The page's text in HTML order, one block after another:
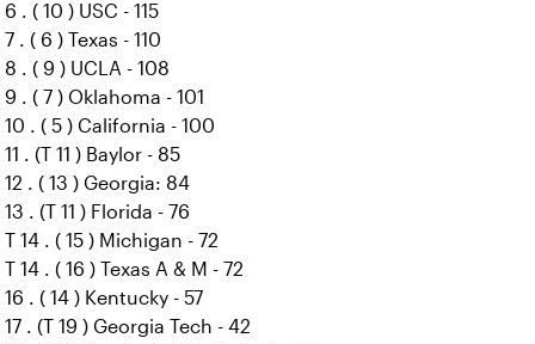
6 . ( 10 ) USC - 115
7 . ( 6 ) Texas - 110
8 . ( 9 ) UCLA - 108
9 . ( 7 ) Oklahoma - 101
10 . ( 5 ) California - 100
11 . (T 11 ) Baylor - 85
12 . ( 13 ) Georgia: 84
13 . (T 11 ) Florida - 76
T 14 . ( 15 ) Michigan - 72
T 14 . ( 16 ) Texas A & M - 72
16 . ( 14 ) Kentucky - 57
17 . (T 19 ) Georgia Tech - 42